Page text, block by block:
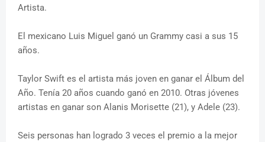
Artista.
El mexicano Luis Miguel ganó un Grammy casi a sus 15
años.
Taylor Swift es el artista más joven en ganar el Álbum del
Año. Tenía 20 años cuando ganó en 2010. Otras jóvenes
artistas en ganar son Alanis Morisette (21), y Adele (23).
Seis personas han logrado 3 veces el premio a la mejor